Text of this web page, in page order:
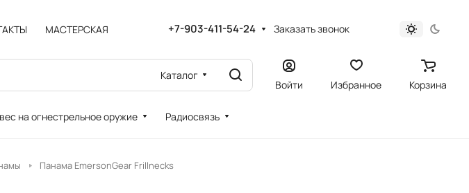
МАСТЕРСКАЯ +7-903-411-54-24 Заказать звонок
Каталог
Войти Избранное Корзина
на огнестрельное оружие Радиосвязь
Панама EmersonGear Frillnecks